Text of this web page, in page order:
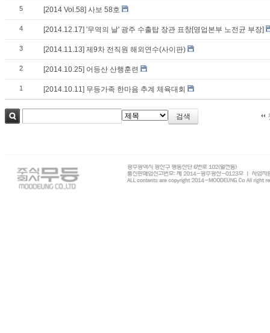
5 [2014 Vol.58] 사보 58호
4 [2014.12.17] '무역의 날' 광주 수출탑 장관 표창[영업본부 노전균 부장]
3 [2014.11.13] 제9차 전직원 해외연수(사이판)
2 [2014.10.25] 어등산 산행훈련
1 [2014.10.11] 무등가족 한마음 추계 체육대회
검색